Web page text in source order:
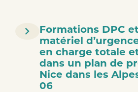
Formations DPC
matériel
en charge totale
dans un plan de
Nice dans les
06